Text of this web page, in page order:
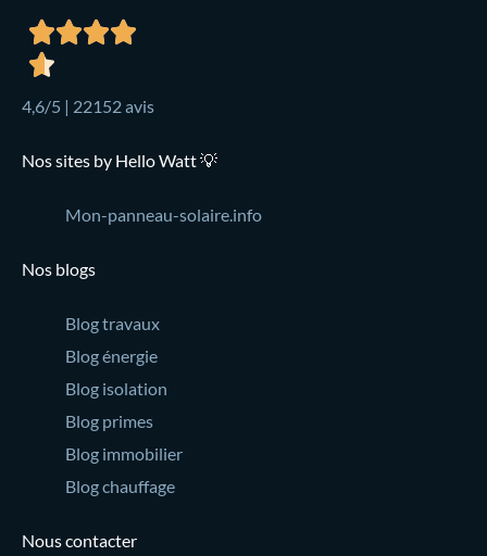
4,6/5 | 22152 avis
Nos sites by Hello Watt 💡
Mon-panneau-solaire.info
Nos blogs
Blog travaux
Blog énergie
Blog isolation
Blog primes
Blog immobilier
Blog chauffage
Nous contacter